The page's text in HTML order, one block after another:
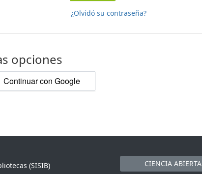
¿Olvidó su contraseña?
opciones
Continuar con Google
(SISIB)
CIENCIA ABIERTA